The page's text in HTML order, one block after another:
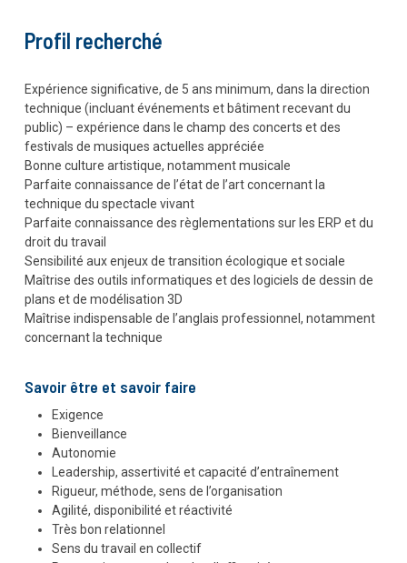
Profil recherché
Expérience significative, de 5 ans minimum, dans la direction
technique (incluant événements et bâtiment recevant du
public) – expérience dans le champ des concerts et des
festivals de musiques actuelles appréciée
Bonne culture artistique, notamment musicale
Parfaite connaissance de l’état de l’art concernant la
technique du spectacle vivant
Parfaite connaissance des règlementations sur les ERP et du
droit du travail
Sensibilité aux enjeux de transition écologique et sociale
Maîtrise des outils informatiques et des logiciels de dessin de
plans et de modélisation 3D
Maîtrise indispensable de l’anglais professionnel, notamment
concernant la technique
Savoir être et savoir faire
Exigence
Bienveillance
Autonomie
Leadership, assertivité et capacité d’entraînement
Rigueur, méthode, sens de l’organisation
Agilité, disponibilité et réactivité
Très bon relationnel
Sens du travail en collectif